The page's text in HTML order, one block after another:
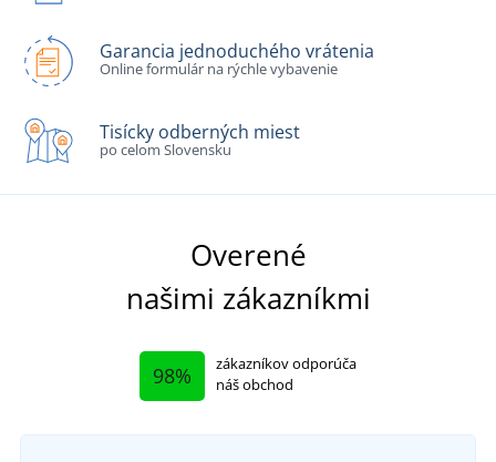
Garancia jednoduchého vrátenia
Online formulár na rýchle vybavenie
Tisícky odberných miest
po celom Slovensku
Overené
našimi zákazníkmi
98%
zákazníkov odporúča
náš obchod